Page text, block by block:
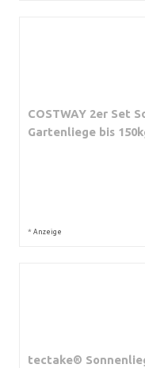
COSTWAY 2er Set
Gartenliege bis
* Anzeige
tectake®